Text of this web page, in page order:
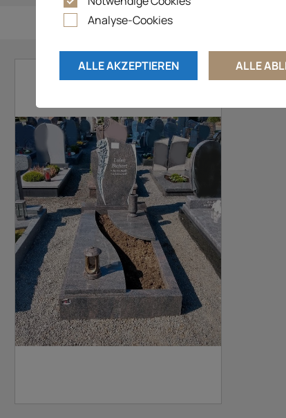
Analyse-Cookies
ALLE AKZEPTIEREN ALLE